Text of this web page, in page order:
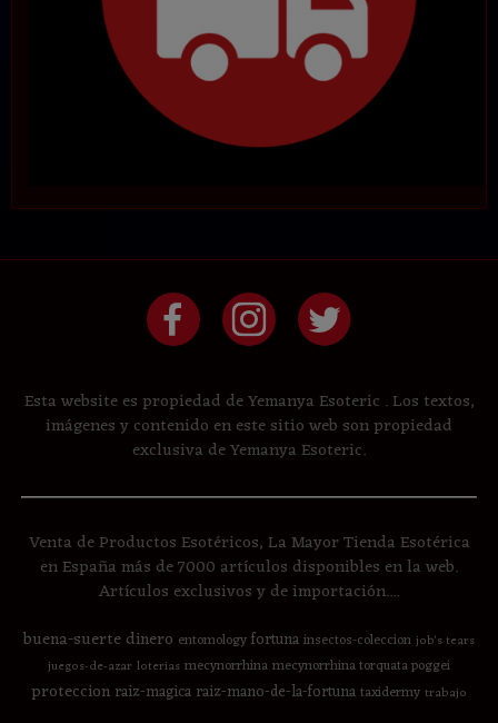
Esta website es propiedad de Yemanya Esoteric . Los textos,
imágenes y contenido en este sitio web son propiedad
exclusiva de Yemanya Esoteric.
Venta de Productos Esotéricos, La Mayor Tienda Esotérica
en España más de 7000 artículos disponibles en la web.
Artículos exclusivos y de importación....
buena-suertedinero entomologyfortunainsectos-coleccion job's tears
juegos-de-azar loterias mecynorrhinamecynorrhina torquata poggei
proteccion raiz-magica raiz-mano-de-la-fortunataxidermy trabajo